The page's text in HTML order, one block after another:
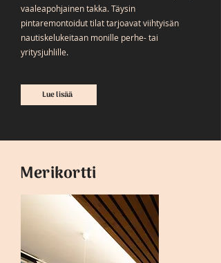
vaaleapohjainen takka. Täysin
pintaremontoidut tilat tarjoavat viihtyisän
nautiskelukeitaan monille perhe- tai
yritysjuhlille.
Lue lisää
Merikortti